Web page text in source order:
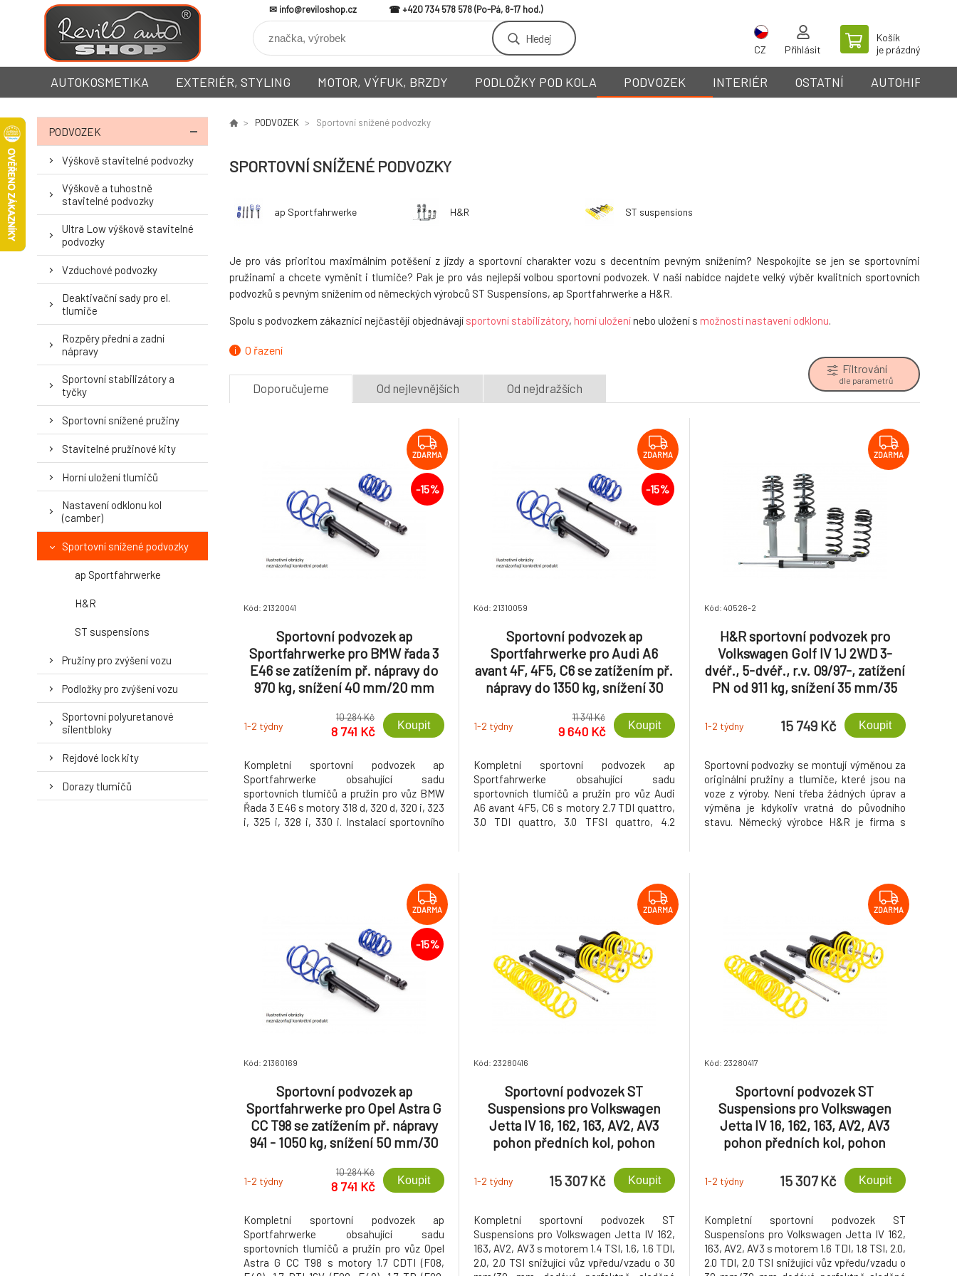
info@reviloshop.cz +420 734 578 578
Hledej
CZ Přihlásit
Košík
je prázdný
AUTOKOSMETIKA EXTERIÉR, STYLING MOTOR, VÝFUK, BRZDY PODLOŽKY POD KOLA PODVOZEK INTERIÉR OSTATNÍ AUTOHIFI
PODVOZEK
Výškově stavitelné podvozky
Výškově a tuhostně
stavitelné podvozky
Ultra Low výškově stavitelné
podvozky
Vzduchové podvozky
Deaktivační sady pro el.
tlumiče
Rozpěry přední a zadní
nápravy
Sportovní stabilizátory a
tyčky
Sportovní snížené pružiny
Stavitelné pružinové kity
Horní uložení tlumičů
Nastavení odklonu kol
(camber)
Sportovní snížené podvozky
ap Sportfahrwerke
H&R
ST suspensions
Pružiny pro zvýšení vozu
Podložky pro zvýšení vozu
Sportovní polyuretanové
silentbloky
Rejdové lock kity
Dorazy tlumičů
PODVOZEK Sportovní snížené podvozky
SPORTOVNÍ SNÍŽENÉ PODVOZKY
ap Sportfahrwerke H&R ST suspensions
Je pro vás prioritou maximálním potěšení z jízdy a sportovní charakter vozu s decentním pevným snížením? Nespokojíte se jen se sportovními
pružinami a chcete vyměnit i tlumiče? Pak je pro vás nejlepší volbou sportovní podvozek. V naší nabídce najdete velký výběr kvalitních sportovních
podvozků s pevným snížením od německých výrobců ST Suspensions, ap Sportfahrwerke a H&R.
Spolu s podvozkem zákazníci nejčastěji objednávají sportovní stabilizátory, horní uloženínebo uložení s možností nastavení odklonu.
O řazení
Doporučujeme Od nejlevnějších Od nejdražších
Filtrování
dle parametrů
ZDARMA
-15%
Kód: 21320041
Sportovní podvozek ap
Sportfahrwerke pro BMW řada 3
E46 se zatížením př. nápravy do
970 kg, snížení 40 mm/20 mm
1-2 týdny
10 284 Kč
8 741 Kč Koupit
Kompletní sportovní podvozek ap
Sportfahrwerke obsahující sadu
sportovních tlumičů a pružin pro vůz BMW
Řada 3 E46 s motory 318 d, 320 d, 320 i, 323
i, 325 i, 328 i, 330 i. Instalací sportovního
ZDARMA
-15%
Kód: 21310059
Sportovní podvozek ap
Sportfahrwerke pro Audi A6
avant 4F, 4F5, C6 se zatížením př.
nápravy do 1350 kg, snížení 30
kol
1-2 týdny
11 341 Kč
9 640 Kč Koupit
Kompletní sportovní podvozek ap
Sportfahrwerke obsahující sadu
sportovních tlumičů a pružin pro vůz Audi
A6 avant 4F5, C6 s motory 2.7 TDI quattro,
3.0 TDI quattro, 3.0 TFSI quattro, 4.2
ZDARMA
Kód: 40526-2
H&R sportovní podvozek pro
Volkswagen Golf IV 1J 2WD 3-
dvéř., 5-dvéř., r.v. 09/97-, zatížení
PN od 911 kg, snížení 35 mm/35
1-2 týdny 15 749 Kč Koupit
Sportovní podvozky se montují výměnou za
originální pružiny a tlumiče, které jsou na
voze z výroby. Není třeba žádných úprav a
výměna je kdykoliv vratná do původního
stavu. Německý výrobce H&R je firma s
ZDARMA
-15%
Kód: 21360169
Sportovní podvozek ap
Sportfahrwerke pro Opel Astra G
CC T98 se zatížením př. nápravy
941 - 1050 kg, snížení 50 mm/30
1-2 týdny
10 284 Kč
8 741 Kč Koupit
Kompletní sportovní podvozek ap
Sportfahrwerke obsahující sadu
sportovních tlumičů a pružin pro vůz Opel
Astra G CC T98 s motory 1.7 CDTI (F08,
ZDARMA
Kód: 23280416
Sportovní podvozek ST
Suspensions pro Volkswagen
Jetta IV 16, 162, 163, AV2, AV3
pohon předních kol, pohon
nápravy do 1020 kg, snížení 30
mm/30 mm, s průměrem
1-2 týdny 15 307 Kč Koupit
Kompletní sportovní podvozek ST
Suspensions pro Volkswagen Jetta IV 162,
163, AV2, AV3 s motorem 1.4 TSI, 1.6, 1.6 TDI,
2.0, 2.0 TSI snižující vůz vpředu/vzadu o 30
ZDARMA
Kód: 23280417
Sportovní podvozek ST
Suspensions pro Volkswagen
Jetta IV 16, 162, 163, AV2, AV3
pohon předních kol, pohon
nápravy do 1060 kg, snížení 30
mm/30 mm, s průměrem
1-2 týdny 15 307 Kč Koupit
Kompletní sportovní podvozek ST
Suspensions pro Volkswagen Jetta IV 162,
163, AV2, AV3 s motorem 1.6 TDI, 1.8 TSI, 2.0,
2.0 TDI, 2.0 TSI snižující vůz vpředu/vzadu o